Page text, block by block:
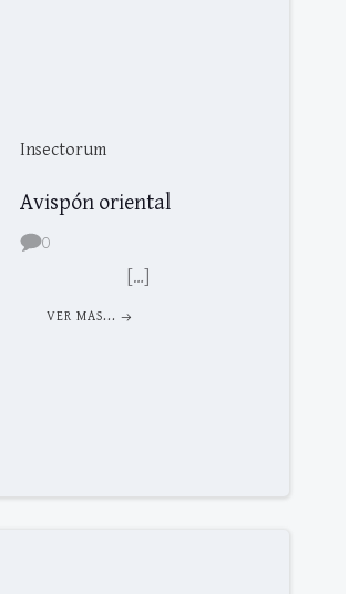
Insectorum
Avispón oriental
0
[…]
VER MAS...